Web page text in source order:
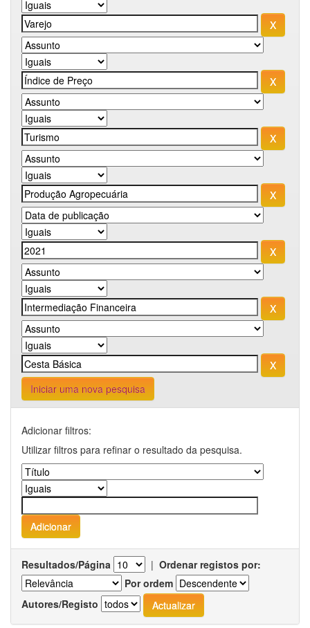
Iniciar uma nova pesquisa
Adicionar filtros:
Utilizar filtros para refinar o resultado da pesquisa.
Resultados/Página | Ordenar registos por:
Por ordem
Autores/Registo